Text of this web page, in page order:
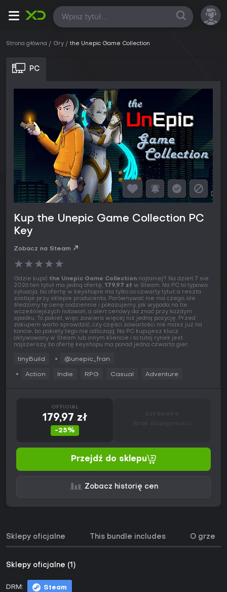
Wszystkie
Strona główna Gry the Unepic Game Collection
PC
Kup the Unepic Game Collection PC
Key
Zobacz na Steam
★★★★★
Gdzie kupić the Unepic Game Collection najtaniej? Na dzień 7 sie
2026 ten tytuł ma jedną ofertę, 179,97 zł w Steam. Na PC to typowa
sytuacja, bo ofertę w keyshopie ma tylko co czwarty tytuł, a reszta
zostaje przy sklepie producenta. Porównywać nie ma czego, ale
śledzimy tę cenę codziennie i pokazujemy, jak wypada na tle
wcześniejszych notowań, a alert cenowy da znać przy każdym
spadku. To pakiet, więc zawiera więcej niż jedną pozycję. Przed
zakupem warto sprawdzić, czy części zawartości nie masz już na
koncie, bo pakiety tego nie odliczają. Na PC kupujesz klucz
aktywowany w Steam lub innym kliencie i to tutaj rynek jest
najszerszy, bo ofertę keyshopu ma ponad jedna czwarta gier.
tinyBuild @unepic_fran
Action Indie RPG Casual Adventure
OFFICIAL
179,97 zł
-25%
Brak dostępności
Przejdź do sklepu
Zobacz historię cen
Sklepy oficjalne This bundle includes O grze
Sklepy oficjalne (1)
DRM: Steam